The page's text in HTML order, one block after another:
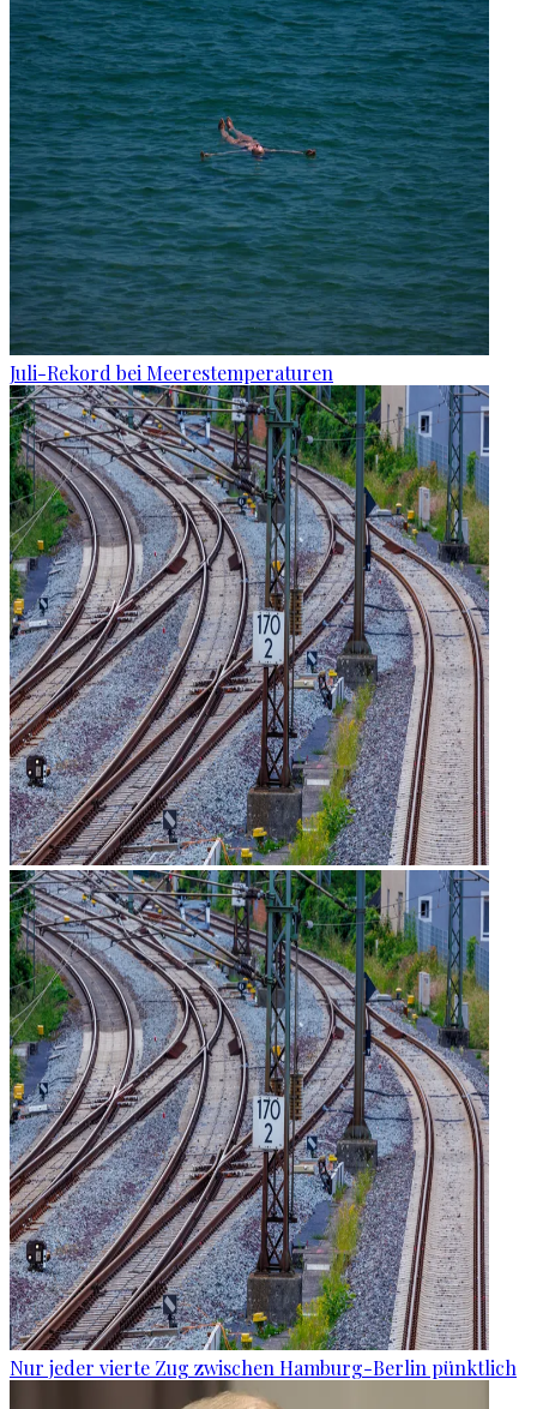
Juli-Rekord bei Meerestemperaturen
Nur jeder vierte Zug zwischen Hamburg-Berlin pünktlich